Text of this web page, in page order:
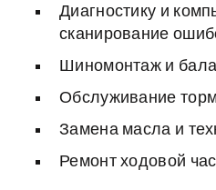
Диагностику и
сканирование
Шиномонтаж и
Обслуживание
Замена масла и
Ремонт ходовой